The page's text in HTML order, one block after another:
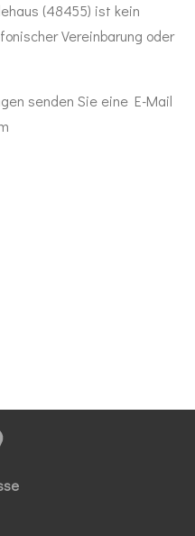
(48455) ist kein
Vereinbarung oder
senden Sie eine E-Mail